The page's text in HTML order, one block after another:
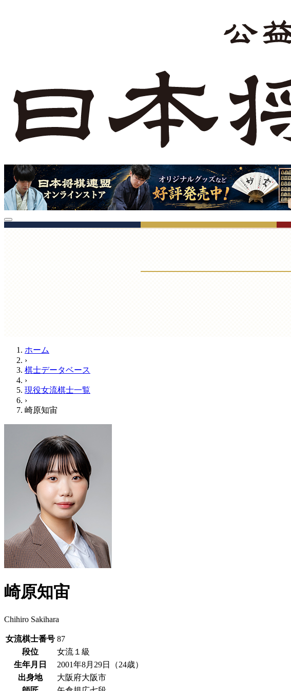
ホーム
›
棋士データベース
›
現役女流棋士一覧
›
崎原知宙
崎原知宙
Chihiro Sakihara
女流棋士番号 87
段位
女流１級
生年月日
2001年8月29日（24歳）
出身地
大阪府大阪市